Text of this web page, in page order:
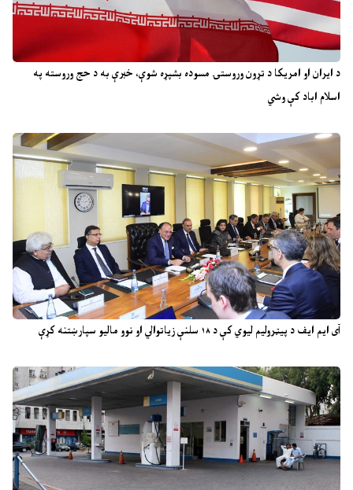
د ایران او امریکا د تړون وروستۍ مسوده بشپړه شوې، خبرې به د حج وروسته په
اسلام اباد کې وشي
آی ایم ایف د پیټرولیم لیوي کې د ۱۸ سلنې زیاتوالي او نوو مالیو سپارښتنه کړې